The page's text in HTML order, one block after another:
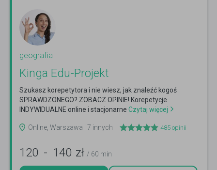
geografia
Kinga Edu-Projekt
Szukasz korepetytora i nie wiesz, jak znaleźć kogoś
SPRAWDZONEGO? ZOBACZ OPINIE! Korepetycje
INDYWIDUALNE online i stacjonarne Czytaj więcej
Online, Warszawa i 7 innych 485 opinii
120 - 140 zł / 60 min